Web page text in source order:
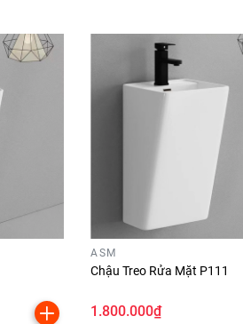
ASM
Chậu Treo Rửa Mặt P111
1.800.000₫